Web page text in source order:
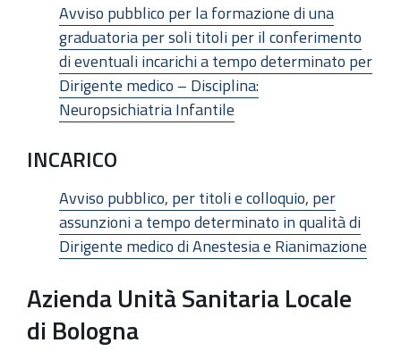
Avviso pubblico per la formazione di una
graduatoria per soli titoli per il conferimento
di eventuali incarichi a tempo determinato per
Dirigente medico – Disciplina:
Neuropsichiatria Infantile
INCARICO
Avviso pubblico, per titoli e colloquio, per
assunzioni a tempo determinato in qualità di
Dirigente medico di Anestesia e Rianimazione
Azienda Unità Sanitaria Locale
di Bologna